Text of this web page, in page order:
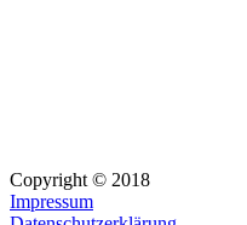
Copyright © 2018
Impressum